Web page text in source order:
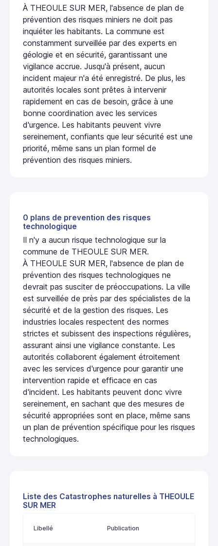
À THEOULE SUR MER, l'absence de plan de
prévention des risques miniers ne doit pas
inquiéter les habitants. La commune est
constamment surveillée par des experts en
géologie et en sécurité, garantissant une
vigilance accrue. Jusqu'à présent, aucun
incident majeur n'a été enregistré. De plus, les
autorités locales sont prêtes à intervenir
rapidement en cas de besoin, grâce à une
bonne coordination avec les services
d'urgence. Les habitants peuvent vivre
sereinement, confiants que leur sécurité est une
priorité, même sans un plan formel de
prévention des risques miniers.
0 plans de prevention des risques
technologique
Il n'y a aucun risque technologique sur la
commune de THEOULE SUR MER.
À THEOULE SUR MER, l'absence de plan de
prévention des risques technologiques ne
devrait pas susciter de préoccupations. La ville
est surveillée de près par des spécialistes de la
sécurité et de la gestion des risques. Les
industries locales respectent des normes
strictes et subissent des inspections régulières,
assurant ainsi une vigilance constante. Les
autorités collaborent également étroitement
avec les services d'urgence pour garantir une
intervention rapide et efficace en cas
d'incident. Les habitants peuvent donc vivre
sereinement, en sachant que des mesures de
sécurité appropriées sont en place, même sans
un plan de prévention spécifique pour les risques
technologiques.
Liste des Catastrophes naturelles à THEOULE
SUR MER
Libellé Publication